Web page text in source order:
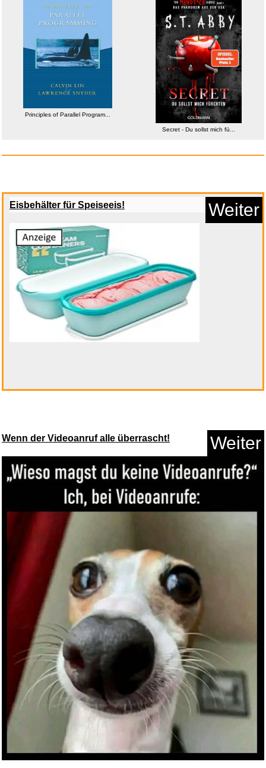
Anzeige
Anora...
Anzeige
The Fog - Nebel des Grauens...
Principles of Parallel Program...
Secret - Du sollst mich fü...
Eisbehälter für Speiseeis! Weiter
Wenn der Videoanruf alle überrascht! Weiter